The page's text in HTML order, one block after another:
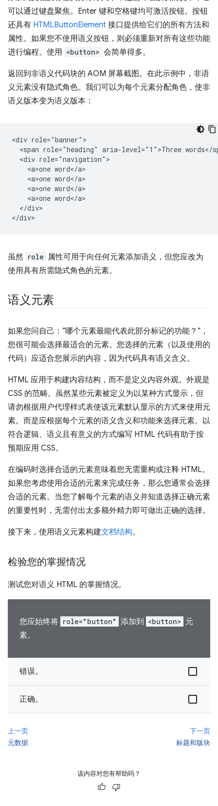
可以通过键盘聚焦。Enter 键和空格键均可激活按钮。按钮
还具有 HTMLButtonElement 接口提供给它们的所有方法和
属性。如果您不使用语义按钮，则必须重新对所有这些功能
进行编程。使用 <button> 会简单得多。
返回到非语义代码块的 AOM 屏幕截图。在此示例中，非语
义元素没有隐式角色。我们可以为每个元素分配角色，使非
语义版本变为语义版本：
<div role="banner">
<span role="heading" aria-level="1">Three words</
  <div role="navigation">
    <a>one word</a>
    <a>one word</a>
    <a>one word</a>
    <a>one word</a>
  </div>
虽然 role 属性可用于向任何元素添加语义，但您应改为
使用具有所需隐式角色的元素。
语义元素
如果您问自己：“哪个元素最能代表此部分标记的功能？”，
您很可能会选择最适合的元素。您选择的元素（以及使用的
代码）应适合您展示的内容，因为代码具有语义含义。
HTML 应用于构建内容结构，而不是定义内容外观。外观是
CSS 的范畴。虽然某些元素被定义为以某种方式显示，但
请勿根据用户代理样式表使该元素默认显示的方式来使用元
素。而是应根据每个元素的语义含义和功能来选择元素。以
符合逻辑、语义且有意义的方式编写 HTML 代码有助于按
预期应用 CSS。
在编码时选择合适的元素意味着您无需重构或注释 HTML。
如果您考虑使用合适的元素来完成任务，那么您通常会选择
合适的元素。当您了解每个元素的语义并知道选择正确元素
的重要性时，无需付出太多额外精力即可做出正确的选择。
接下来，使用语义元素构建文档结构。
检验您的掌握情况
测试您对语义 HTML 的掌握情况。
您应始终将 role="button" 添加到 <button> 元
素。
错误。
正确。
上一页
元数据
下一页
标题和版块
该内容对您有帮助吗？